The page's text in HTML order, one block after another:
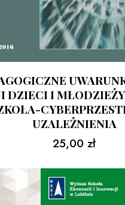
DZIECI I
UZALEŻNIENIA
25,00 zł